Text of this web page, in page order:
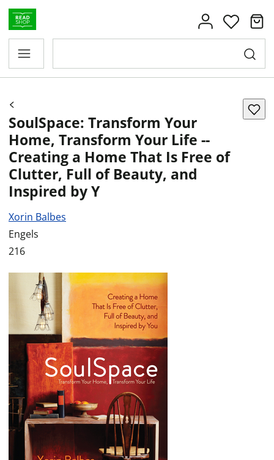
SoulSpace: Transform Your
Home, Transform Your Life --
Creating a Home That Is Free of
Clutter, Full of Beauty, and
Inspired by Y
Xorin Balbes
Engels
216